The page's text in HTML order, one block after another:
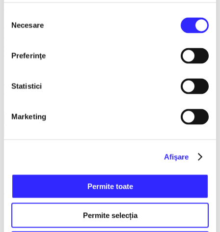
consimțământului
Necesare
Preferinţe
Statistici
Marketing
Afişare
Permite toate
Permite selecția
Exclusiv in reteaua Smart Ticketing
Victory of Art
Pentru copii
Trupa de teatru YuPPie ArT
Vezi mai multe
Casa de Cultura Hunedoara - Centrul Cultural
12 octombrie 2026, ora 19:00